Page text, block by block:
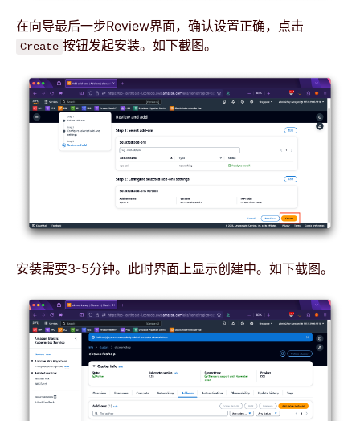
在向导最后一步Review界面，确认设置正确，点击
Create 按钮发起安装。如下截图。
安装需要3-5分钟。此时界面上显示创建中。如下截图。